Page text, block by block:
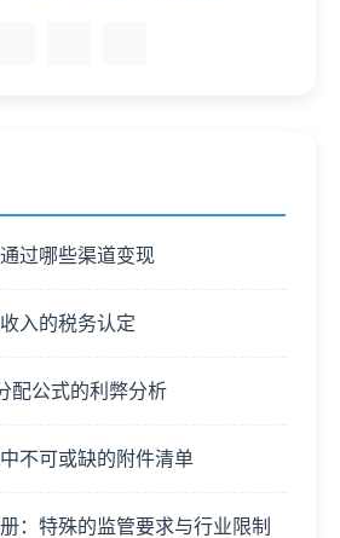
过哪些渠道变现
入的税务认定
配公式的利弊分析
不可或缺的附件清单
：特殊的监管要求与行业限制